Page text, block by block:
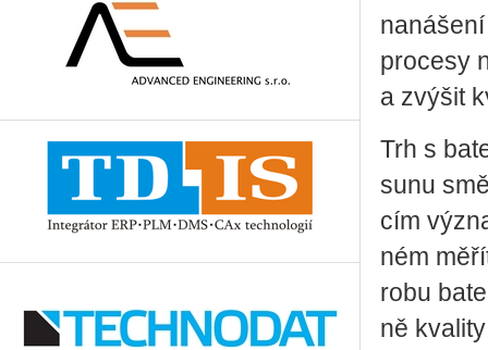
pro­ce­sy
a zvý­šit
Trh s
su­nu
cím
ném
ro­bu
ně